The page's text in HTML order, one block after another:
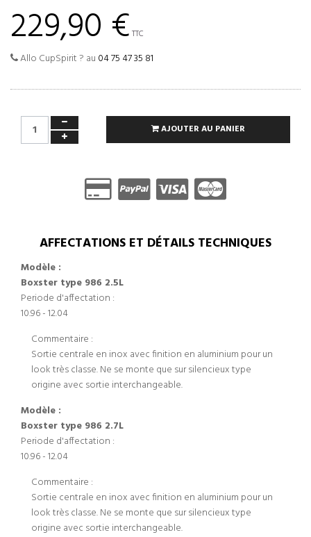
229,90 € TTC
Allo CupSpirit ? au 04 75 47 35 81
AJOUTER AU PANIER
AFFECTATIONS ET DÉTAILS TECHNIQUES
Modèle :
Boxster type 986 2.5L
Periode d'affectation :
10.96 - 12.04
Commentaire :
Sortie centrale en inox avec finition en aluminium pour un
look très classe. Ne se monte que sur silencieux type
origine avec sortie interchangeable.
Modèle :
Boxster type 986 2.7L
Periode d'affectation :
10.96 - 12.04
Commentaire :
Sortie centrale en inox avec finition en aluminium pour un
look très classe. Ne se monte que sur silencieux type
origine avec sortie interchangeable.